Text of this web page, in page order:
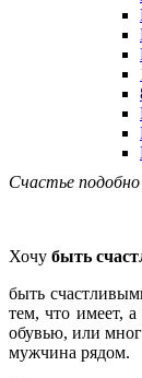
Счастье подобно
Хочу быть
быть
тем, что имеет,
обувью, или
мужчина рядом.